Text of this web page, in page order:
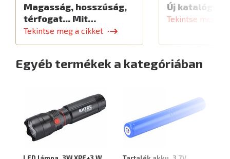
Magasság, hosszúság,
térfogat... Mit…
Tekintse meg a cikket
Új katalógus
Tekintse meg a
Egyéb termékek a kategóriában